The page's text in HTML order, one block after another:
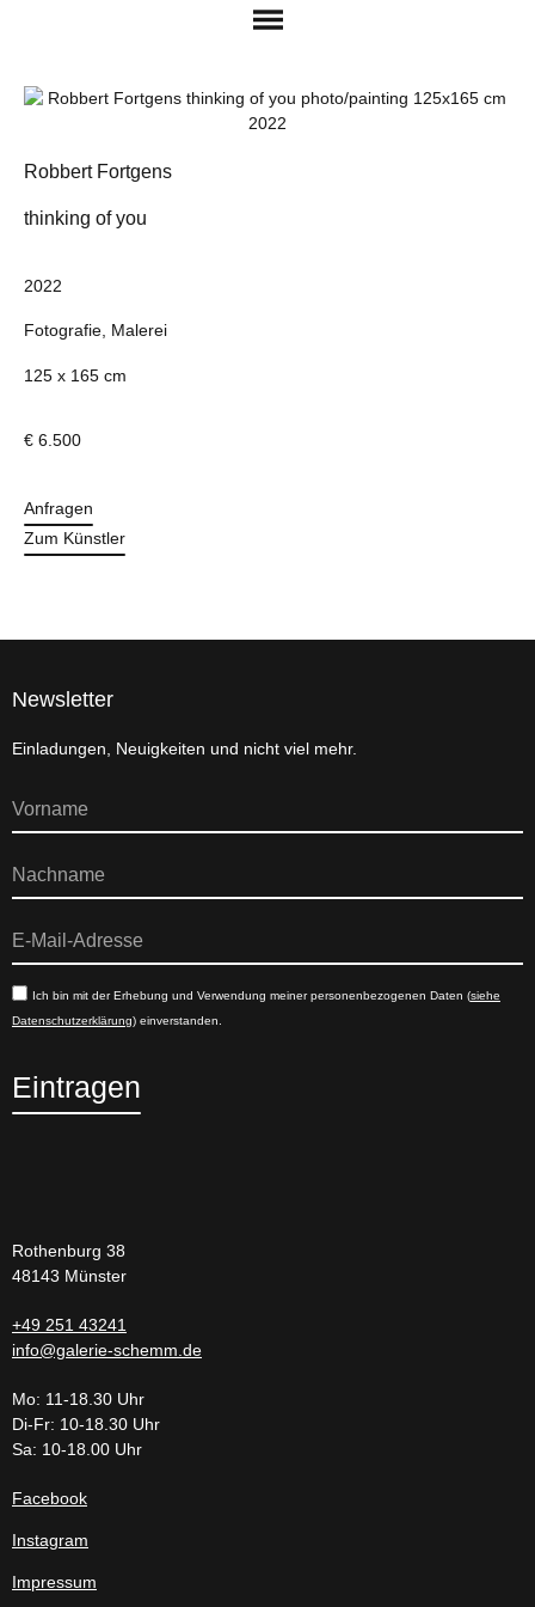
Robbert Fortgens
thinking of you
2022
Fotografie, Malerei
125 x 165 cm
€ 6.500
Anfragen
Zum Künstler
Newsletter
Einladungen, Neuigkeiten und nicht viel mehr.
Ich bin mit der Erhebung und Verwendung meiner personenbezogenen Daten (siehe
Datenschutzerklärung) einverstanden.
Eintragen
Rothenburg 38
48143 Münster
+49 251 43241
info@galerie-schemm.de
Mo: 11-18.30 Uhr
Di-Fr: 10-18.30 Uhr
Sa: 10-18.00 Uhr
Facebook
Instagram
Impressum